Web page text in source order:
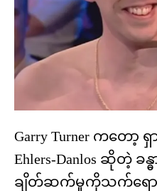
Garry Turner ကတော့ ရှ
Ehlers-Danlos ဆိုတဲ့
ချိတ်ဆက်မှုကိုသက်ရော